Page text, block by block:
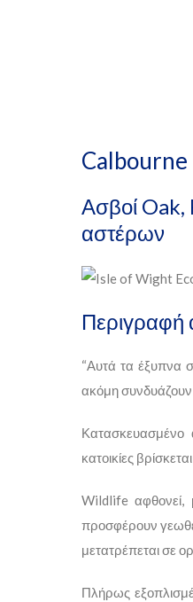
Calbourne
Ασβοί Oak,
αστέρων
Περιγραφή
“Αυτά τα έξυπνα
ακόμη
Κατασκευασμένο
κατοικίες
Wildlife αφθονεί,
προσφέρουν
μετατρέπεται σε
Πλήρως